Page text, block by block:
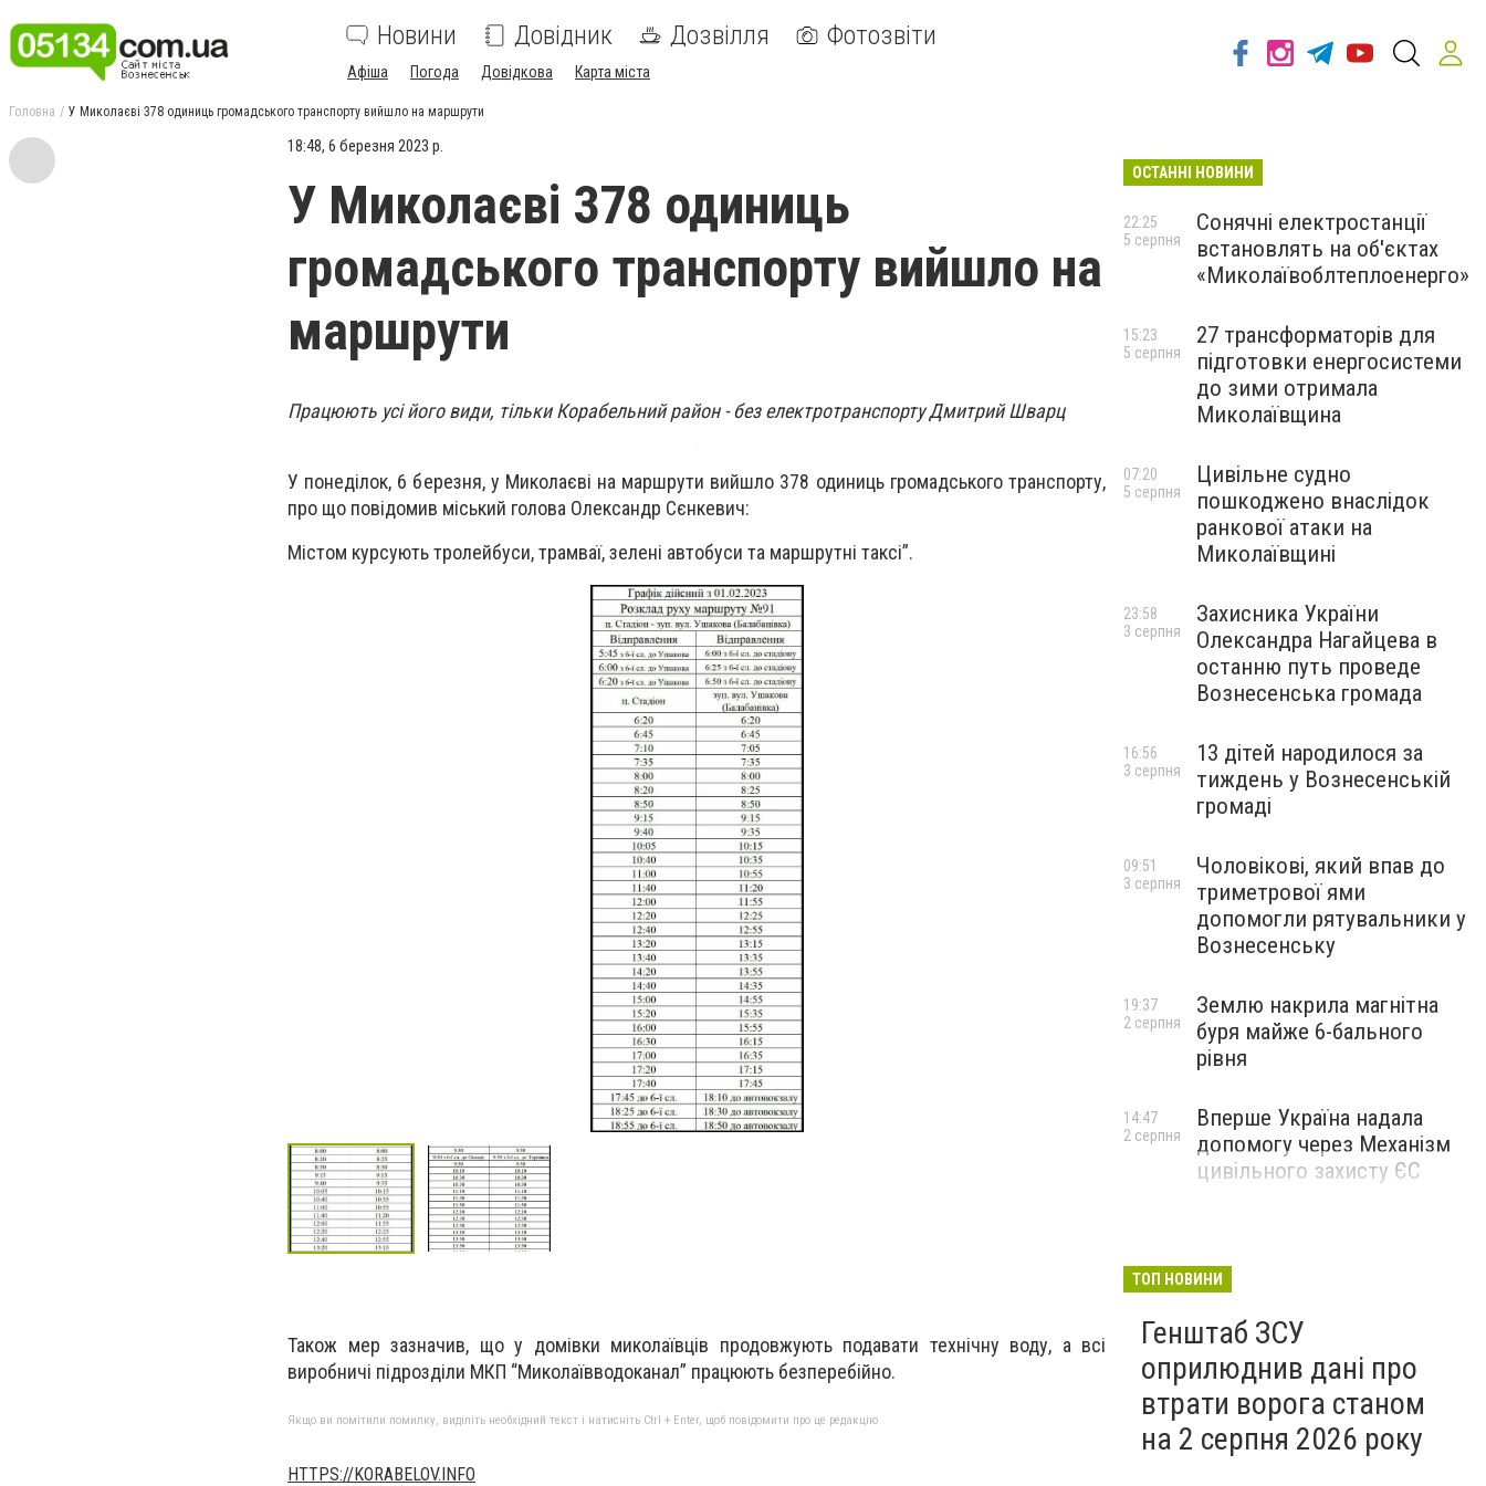
Новини Довідник Дозвілля Фотозвіти
Афіша Погода Довідкова Карта міста
Головна У Миколаєві 378 одиниць громадського транспорту вийшло на маршрути
18:48, 6 березня 2023 р.
У Миколаєві 378 одиниць
громадського транспорту вийшло на
маршрути
Працюють усі його види, тільки Корабельний район - без електротранспорту Дмитрий Шварц
У понеділок, 6 березня, у Миколаєві на маршрути вийшло 378 одиниць громадського транспорту,
про що повідомив міський голова Олександр Сєнкевич:
Містом курсують тролейбуси, трамваї, зелені автобуси та маршрутні таксі”.
график маршрута 1
Також мер зазначив, що у домівки миколаївців продовжують подавати технічну воду, а всі
виробничі підрозділи МКП “Миколаївводоканал” працюють безперебійно.
Якщо ви помітили помилку, виділіть необхідний текст і натисніть Ctrl + Enter, щоб повідомити про це редакцію
HTTPS://KORABELOV.INFO
ОСТАННІ НОВИНИ
Сонячні електростанції
встановлять на об'єктах
«Миколаївоблтеплоенерго»
22:25
5 серпня
27 трансформаторів для
підготовки енергосистеми
до зими отримала
Миколаївщина
15:23
5 серпня
Цивільне судно
пошкоджено внаслідок
ранкової атаки на
Миколаївщині
07:20
5 серпня
Захисника України
Олександра Нагайцева в
останню путь проведе
Вознесенська громада
23:58
3 серпня
13 дітей народилося за
тиждень у Вознесенській
громаді
16:56
3 серпня
Чоловікові, який впав до
триметрової ями
допомогли рятувальники у
Вознесенську
09:51
3 серпня
Землю накрила магнітна
буря майже 6-бального
рівня
19:37
2 серпня
Вперше Україна надала
допомогу через Механізм
цивільного захисту ЄС
14:47
2 серпня
ТОП НОВИНИ
Генштаб ЗСУ
оприлюднив дані про
втрати ворога станом
на 2 серпня 2026 року